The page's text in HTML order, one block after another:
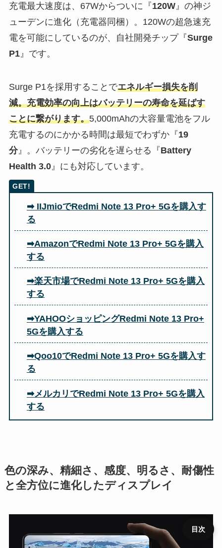
充電最大速度は、67Wからついに『120W』の神ジ
ューデンに進化（充電器同梱）。120Wの超急速充
電を可能にしているのが、自社開発チップ『Surge
P1』です。
Surge P1を採用することでエネルギー損失を削
減。充電効率の向上はバッテリーの寿命を延ばす
ことに繋がります。5,000mAhの大容量電池をフル
充電するのにかかる時間は最短でわずか『19
分』。バッテリーの劣化を遅らせる『Battery
Health 3.0』にも対応しています。
➡ IIJmioでRedmi Note 13 Pro+ 5Gを購入す
る
➡AmazonでRedmi Note 13 Pro+ 5Gを購入
する
➡楽天市場でRedmi Note 13 Pro+ 5Gを購入
する
➡YAHOOショッピングRedmi Note 13 Pro+
5Gを購入する
➡Qoo10でRedmi Note 13 Pro+ 5Gを購入す
る
➡メルカリでRedmi Note 13 Pro+ 5Gを購入
する
色の深み、精細さ、感度、明るさ、耐傷性
と全方位に進化したディスプレイ
目次